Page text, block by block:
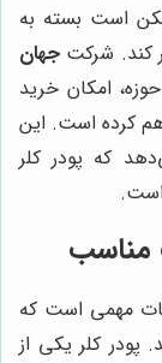
است بسته به
کند. شرکت جهان
امکان خرید
کرده است. این
که پودر کلر
است.
مناسب
مهمی است که
پودر کلر یکی از